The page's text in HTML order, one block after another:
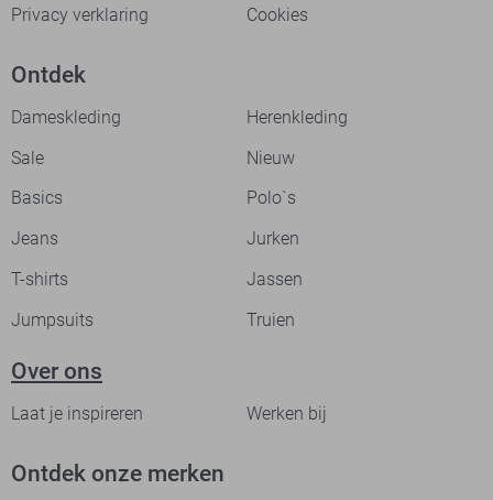
Privacy verklaring
Cookies
Ontdek
Dameskleding
Herenkleding
Sale
Nieuw
Basics
Polo`s
Jeans
Jurken
T-shirts
Jassen
Jumpsuits
Truien
Over ons
Laat je inspireren Werken bij
Ontdek onze merken